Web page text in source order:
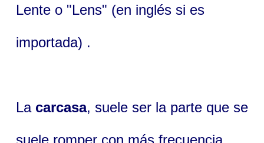
Lente o "Lens" (en inglés si es
importada) .
La carcasa, suele ser la parte que se
suele romper con más frecuencia.